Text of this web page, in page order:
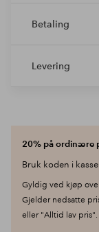
Betaling
Levering
20% på ordinære
Bruk koden i
Gyldig ved kjøp
Gjelder nedsatte
eller "Alltid lav pris".